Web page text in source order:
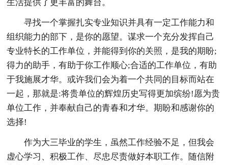
生活提供了更丰富的舞台。
寻找一个掌握扎实专业知识并具有一定工作能力和
组织能力的部下，是你的愿望。谋求一个充分发挥自己
专业特长的工作单位，并能得到你的关照，是我的期盼;
得力的助手，有助于你工作顺心;合适的工作单位，有助
于我施展才华。或许我们会为着一个共同的目标而站在
一起，那就是:将贵单位的辉煌历史写得更加缤纷!愿为贵
单位工作，并奉献自己的青春和才华。期盼和感谢你的
选择!
作为大三毕业的学生，虽然工作经验不足，但我会
虚心学习、积极工作、尽忠尽责做好本职工作。随信附